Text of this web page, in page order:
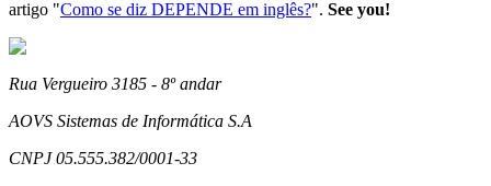
artigo "Como se diz DEPENDE em inglês?". See you!
Rua Vergueiro 3185 - 8º andar
AOVS Sistemas de Informática S.A
CNPJ 05.555.382/0001-33